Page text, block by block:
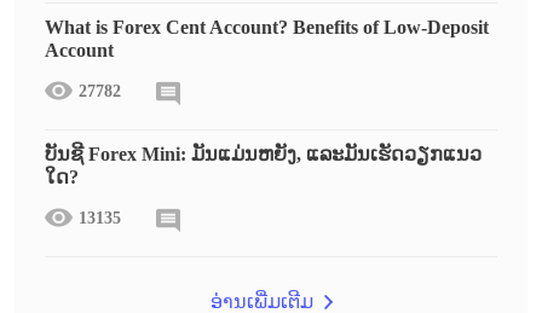
What is Forex Cent Account? Benefits of Low-Deposit
Account
27782
ບັນຊີ Forex Mini: ມັນແມ່ນຫຍັງ, ແລະມັນເຮັດວຽກແນວ
ໃດ?
13135
ອ່ານເພີ່ມເຕີມ